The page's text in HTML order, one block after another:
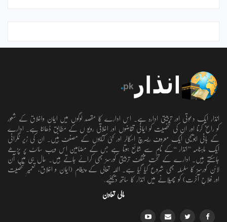
انذار ایک دعوتی اور تربیتی ادارہ ہے۔ اس ادارے کا مقصد لوگوں میں ایمان واخلاق کے شعور
کو راسخ کرنا اور ان کی شخصیت کو ایمانی تقاضوں اور اخلاقی رویو ں کے مطابق ڈھالنا ہے۔ ادارے
کے بانی ابویحییٰ ایک معروف ریسرچ اسکالر اور کئی کتابوں کے مصنف ہیں۔ ان کی زیر نگرانی
ایک ماہنامہ ’’انذار ‘‘کے نام سے شائع ہوتا ہے جس کے مضامین اس ویب سائٹ پر پڑھے
جاسکتے ہیں۔ ادارے کے تحت مختلف تربیتی کورسز بھی کرائے جاتے ہیں۔ حال ہی میں آن
لائن کورسز کا سلسلہ بھی شروع کیا گیا ہے۔ اللہ تعالٰی کے پیغام (ایمان و اخلاق، تعمیرِ شخصیت
اور فلاحِ آخرت) کو پھیلانے میں انذار کا ساتھ دیجئیے.
مالی تعاون